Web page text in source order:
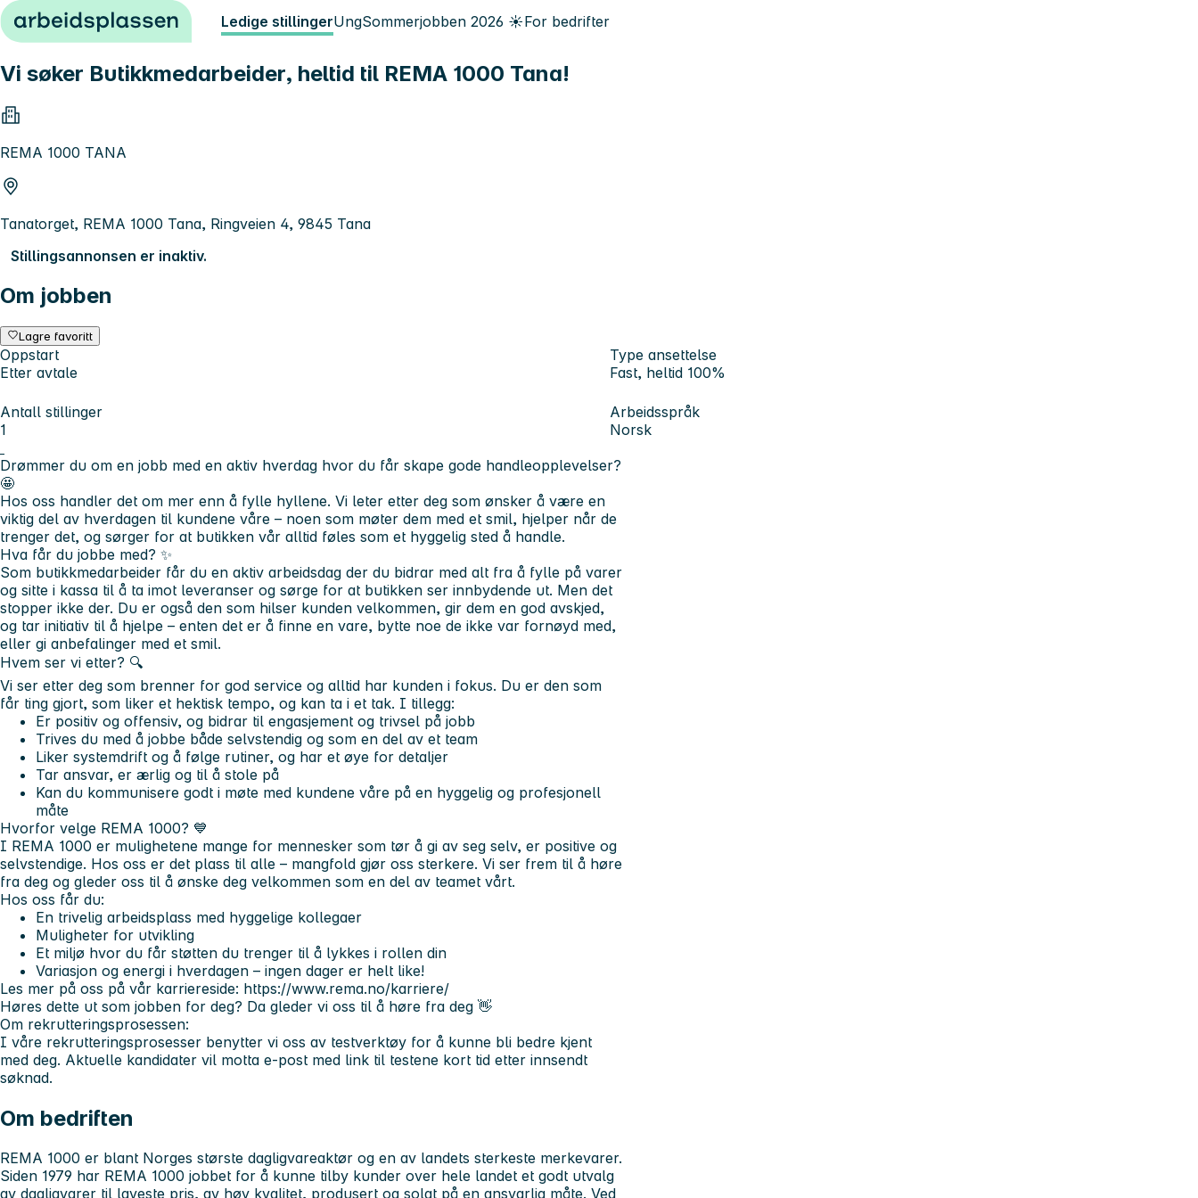
Hopp til innhold Ledige stillingerUngSommerjobben 2026 ☀️For bedrifter
Vi søker Butikkmedarbeider, heltid til REMA 1000 Tana!
REMA 1000 TANA
Tanatorget, REMA 1000 Tana, Ringveien 4, 9845 Tana
Stillingsannonsen er inaktiv.
Om jobben
Lagre favoritt
Oppstart
Etter avtale
Type ansettelse
Fast, heltid 100%
Antall stillinger
1
Arbeidsspråk
Norsk
Drømmer du om en jobb med en aktiv hverdag hvor du får skape gode handleopplevelser?
🤩
Hos oss handler det om mer enn å fylle hyllene. Vi leter etter deg som ønsker å være en
viktig del av hverdagen til kundene våre – noen som møter dem med et smil, hjelper når de
trenger det, og sørger for at butikken vår alltid føles som et hyggelig sted å handle.
Hva får du jobbe med? ✨
Som butikkmedarbeider får du en aktiv arbeidsdag der du bidrar med alt fra å fylle på varer
og sitte i kassa til å ta imot leveranser og sørge for at butikken ser innbydende ut. Men det
stopper ikke der. Du er også den som hilser kunden velkommen, gir dem en god avskjed,
og tar initiativ til å hjelpe – enten det er å finne en vare, bytte noe de ikke var fornøyd med,
eller gi anbefalinger med et smil.
Hvem ser vi etter? 🔍
Vi ser etter deg som brenner for god service og alltid har kunden i fokus. Du er den som
får ting gjort, som liker et hektisk tempo, og kan ta i et tak. I tillegg:
Er positiv og offensiv, og bidrar til engasjement og trivsel på jobb
Trives du med å jobbe både selvstendig og som en del av et team
Liker systemdrift og å følge rutiner, og har et øye for detaljer
Tar ansvar, er ærlig og til å stole på
Kan du kommunisere godt i møte med kundene våre på en hyggelig og profesjonell
måte
Hvorfor velge REMA 1000? 💙
I REMA 1000 er mulighetene mange for mennesker som tør å gi av seg selv, er positive og
selvstendige. Hos oss er det plass til alle – mangfold gjør oss sterkere. Vi ser frem til å høre
fra deg og gleder oss til å ønske deg velkommen som en del av teamet vårt.
Hos oss får du:
En trivelig arbeidsplass med hyggelige kollegaer
Muligheter for utvikling
Et miljø hvor du får støtten du trenger til å lykkes i rollen din
Variasjon og energi i hverdagen – ingen dager er helt like!
Les mer på oss på vår karriereside: https://www.rema.no/karriere/
Høres dette ut som jobben for deg? Da gleder vi oss til å høre fra deg 👋
Om rekrutteringsprosessen:
I våre rekrutteringsprosesser benytter vi oss av testverktøy for å kunne bli bedre kjent
med deg. Aktuelle kandidater vil motta e-post med link til testene kort tid etter innsendt
søknad.
Om bedriften
REMA 1000 er blant Norges største dagligvareaktør og en av landets sterkeste merkevarer.
Siden 1979 har REMA 1000 jobbet for å kunne tilby kunder over hele landet et godt utvalg
av dagligvarer til laveste pris, av høy kvalitet, produsert og solgt på en ansvarlig måte. Ved